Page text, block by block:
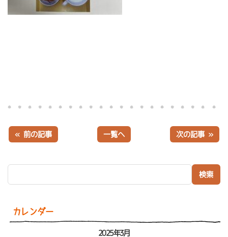
カレンダー
2025年3月
« 前の記事 一覧へ 次の記事 »